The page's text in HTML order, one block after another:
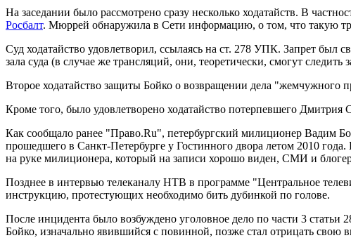
На заседании было рассмотрено сразу несколько ходатайств. В
Росбалт. Мюррей обнаружила в Сети информацию, о том, что такую
Суд ходатайство удовлетворил, ссылаясь на ст. 278 УПК. Запрет был
зала суда (в случае же трансляций, они, теоретически, смогут
Второе ходатайство защиты Бойко о возвращении дела
Кроме того, было удовлетворено ходатайство потерпевшего Дмитрия
Как сообщало ранее "Право.Ru", петербургский милиционер Вадим
прошедшего в Санкт-Петербурге у Гостинного двора летом 2010
на руке милиционера, который на записи хорошо виден, СМИ и
Позднее в интервью телеканалу НТВ в программе "Центральное
инструкцию, протестующих необходимо бить дубинкой по голове.
После инцидента было возбуждено уголовное дело по части 3
Бойко, изначально явившийся с повинной, позже стал отрицать свою